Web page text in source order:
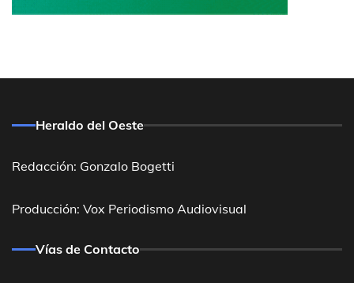
Heraldo del Oeste
Redacción: Gonzalo Bogetti
Producción: Vox Periodismo Audiovisual
Vías de Contacto